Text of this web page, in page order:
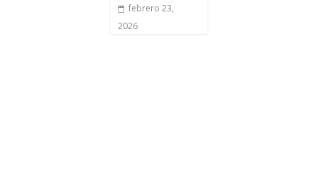
febrero 23,
2026